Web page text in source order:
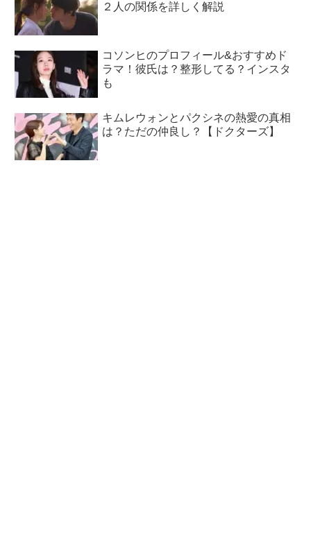
２人の関係を詳しく解説
コソンヒのプロフィール&おすすめド
ラマ！彼氏は？整形してる？インスタ
も
キムレウォンとパクシネの熱愛の真相
は？ただの仲良し？【ドクターズ】